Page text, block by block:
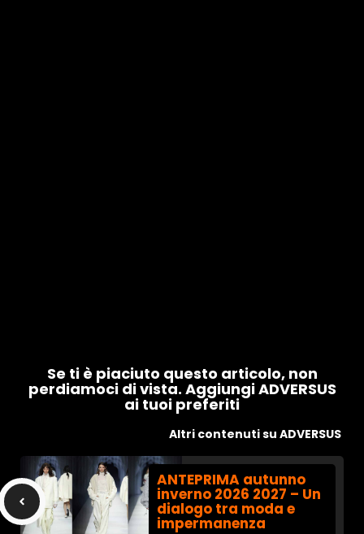
Se ti è piaciuto questo articolo, non
perdiamoci di vista. Aggiungi ADVERSUS
ai tuoi preferiti
Altri contenuti su ADVERSUS
ANTEPRIMA autunno
inverno 2026 2027 – Un
dialogo tra moda e
impermanenza